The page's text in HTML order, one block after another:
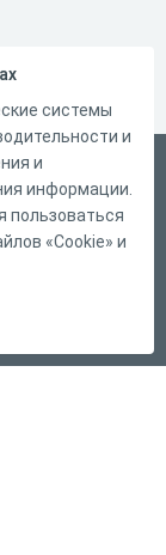
системы
и
и
информации.
пользоваться
«Cookie» и